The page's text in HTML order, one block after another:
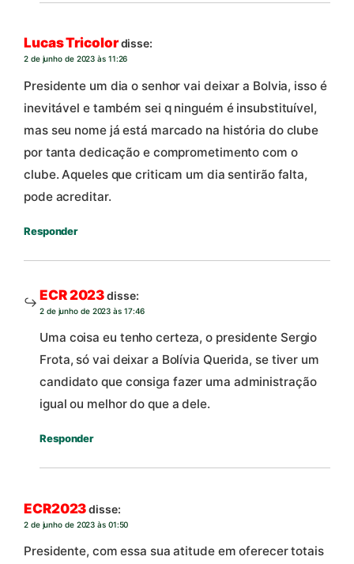
Lucas Tricolordisse:
2 de junho de 2023 às 11:26
Presidente um dia o senhor vai deixar a Bolvia, isso é
inevitável e também sei q ninguém é insubstituível,
mas seu nome já está marcado na história do clube
por tanta dedicação e comprometimento com o
clube. Aqueles que criticam um dia sentirão falta,
pode acreditar.
Responder
ECR 2023disse:
2 de junho de 2023 às 17:46
Uma coisa eu tenho certeza, o presidente Sergio
Frota, só vai deixar a Bolívia Querida, se tiver um
candidato que consiga fazer uma administração
igual ou melhor do que a dele.
Responder
ECR2023disse:
2 de junho de 2023 às 01:50
Presidente, com essa sua atitude em oferecer totais